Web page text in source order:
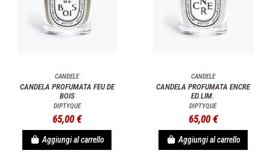
CANDELE
CANDELA PROFUMATA FEU DE
BOIS
DIPTYQUE
65,00 €
Aggiungi al carrello
CANDELE
CANDELA PROFUMATA ENCRE
ED.LIM.
DIPTYQUE
65,00 €
Aggiungi al carrello